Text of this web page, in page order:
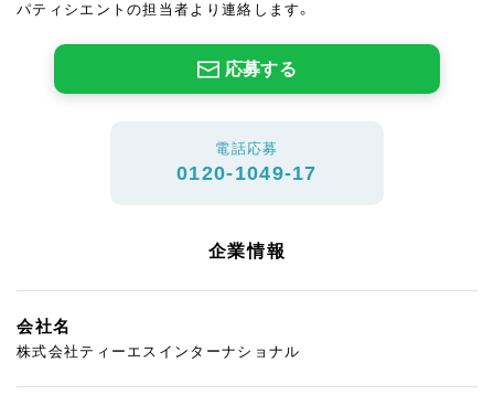
パティシエントの担当者より連絡します。
応募する
電話応募
0120-1049-17
企業情報
会社名
株式会社ティーエスインターナショナル